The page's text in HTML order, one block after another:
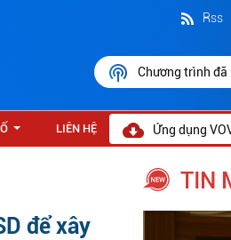
Rss
Chương trình đã
LIÊN HỆ Ứng dụng
để xây
TIN